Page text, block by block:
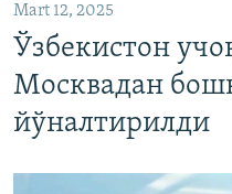
Mart 12, 2025
Ўзбекистон
Москвадан
йўналтирилди